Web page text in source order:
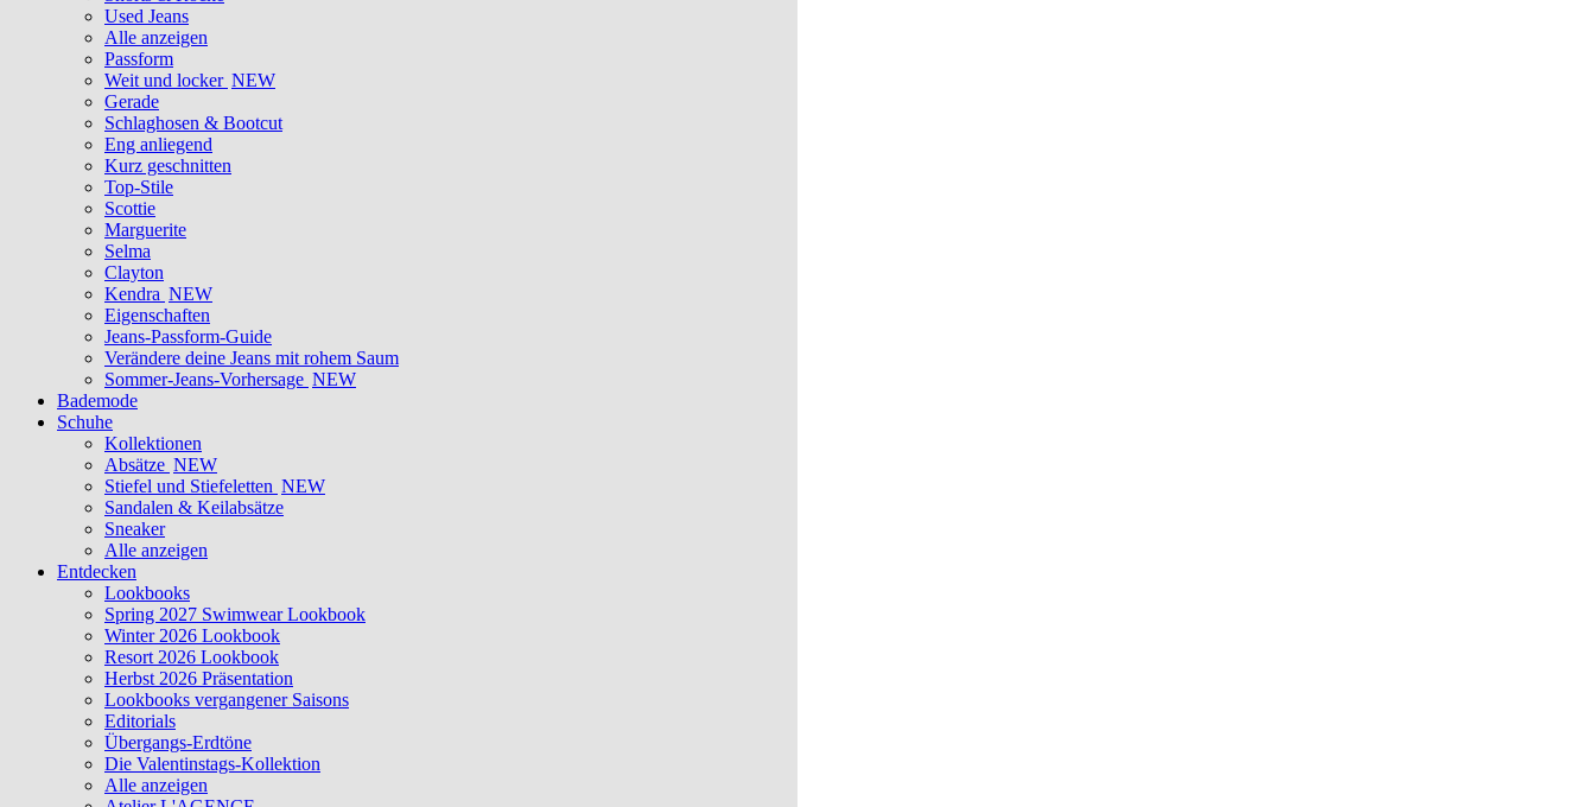
Used Jeans
Alle anzeigen
Passform
Weit und locker NEW
Gerade
Schlaghosen & Bootcut
Eng anliegend
Kurz geschnitten
Top-Stile
Scottie
Marguerite
Selma
Clayton
Kendra NEW
Eigenschaften
Jeans-Passform-Guide
Verändere deine Jeans mit rohem Saum
Sommer-Jeans-Vorhersage NEW
Bademode
Schuhe
Kollektionen
Absätze NEW
Stiefel und Stiefeletten NEW
Sandalen & Keilabsätze
Sneaker
Alle anzeigen
Entdecken
Lookbooks
Spring 2027 Swimwear Lookbook
Winter 2026 Lookbook
Resort 2026 Lookbook
Herbst 2026 Präsentation
Lookbooks vergangener Saisons
Editorials
Übergangs-Erdtöne
Die Valentinstags-Kollektion
Alle anzeigen